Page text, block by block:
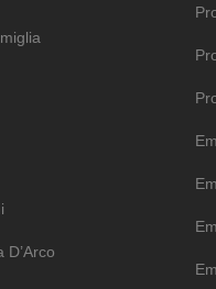
D’Arco